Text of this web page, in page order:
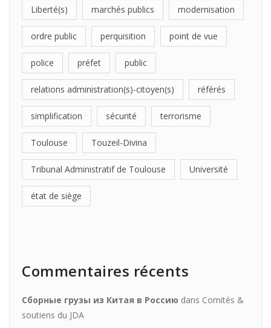
Liberté(s) marchés publics modernisation
ordre public perquisition point de vue
police préfet public
relations administration(s)-citoyen(s) référés
simplification sécurité terrorisme
Toulouse Touzeil-Divina
Tribunal Administratif de Toulouse Université
état de siège
Commentaires récents
Сборные грузы из Китая в Россию dans Comités &
soutiens du JDA